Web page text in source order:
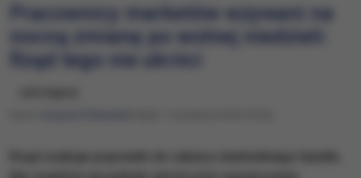
Pracownicy marketów wzywani na
nocną zmianę po wolnej niedzieli:
Rząd tego nie ukróci